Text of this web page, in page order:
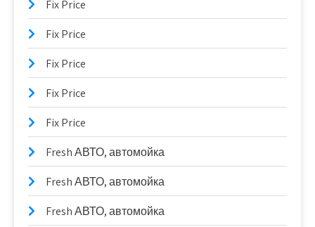
Fix Price
Fix Price
Fix Price
Fix Price
Fix Price
Fresh АВТО, автомойка
Fresh АВТО, автомойка
Fresh АВТО, автомойка